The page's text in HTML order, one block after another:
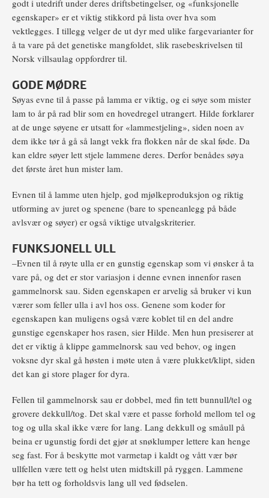
godt i utedrift under deres driftsbetingelser, og «funksjonelle
egenskaper» er et viktig stikkord på lista over hva som
vektlegges. I tillegg velger de ut dyr med ulike fargevarianter for
å ta vare på det genetiske mangfoldet, slik rasebeskrivelsen til
Norsk villsaulag oppfordrer til.
GODE MØDRE
Søyas evne til å passe på lamma er viktig, og ei søye som mister
lam to år på rad blir som en hovedregel utrangert. Hilde forklarer
at de unge søyene er utsatt for «lammestjeling», siden noen av
dem ikke tør å gå så langt vekk fra flokken når de skal føde. Da
kan eldre søyer lett stjele lammene deres. Derfor benådes søya
det første året hun mister lam.
Evnen til å lamme uten hjelp, god mjølkeproduksjon og riktig
utforming av juret og spenene (bare to speneanlegg på både
avlsvær og søyer) er også viktige utvalgskriterier.
FUNKSJONELL ULL
–Evnen til å røyte ulla er en gunstig egenskap som vi ønsker å ta
vare på, og det er stor variasjon i denne evnen innenfor rasen
gammelnorsk sau. Siden egenskapen er arvelig så bruker vi kun
værer som feller ulla i avl hos oss. Genene som koder for
egenskapen kan muligens også være koblet til en del andre
gunstige egenskaper hos rasen, sier Hilde. Men hun presiserer at
det er viktig å klippe gammelnorsk sau ved behov, og ingen
voksne dyr skal gå høsten i møte uten å være plukket/klipt, siden
det kan gi store plager for dyra.
Fellen til gammelnorsk sau er dobbel, med fin tett bunnull/tel og
grovere dekkull/tog. Det skal være et passe forhold mellom tel og
tog og ulla skal ikke være for lang. Lang dekkull og småull på
beina er ugunstig fordi det gjør at snøklumper lettere kan henge
seg fast. For å beskytte mot varmetap i kaldt og vått vær bør
ullfellen være tett og helst uten midtskill på ryggen. Lammene
bør ha tett og forholdsvis lang ull ved fødselen.